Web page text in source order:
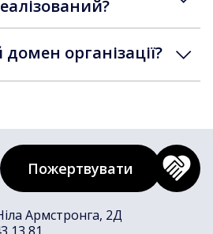
організації?
Армстронга, 2Д
Пожертвувати